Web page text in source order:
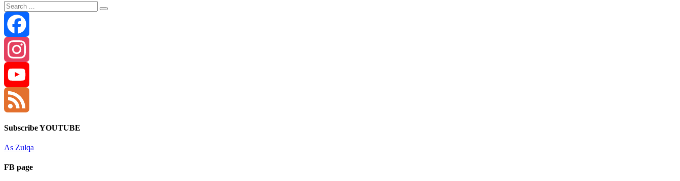
Facebook
Instagram
YouTube
Channel
Feed
Subscribe YOUTUBE
As Zulqa
FB page